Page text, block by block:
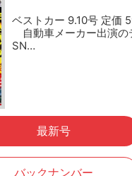
ベストカー 9.10号 定価
自動車メーカー出演の
SN…
最新号
バックナンバー